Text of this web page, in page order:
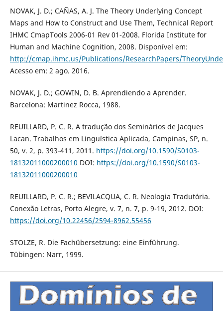
NOVAK, J. D.; CAÑAS, A. J. The Theory Underlying Concept
Maps and How to Construct and Use Them, Technical Report
IHMC CmapTools 2006-01 Rev 01-2008. Florida Institute for
Human and Machine Cognition, 2008. Disponível em:
http://cmap.ihmc.us/Publications/ResearchPapers/
Acesso em: 2 ago. 2016.
NOVAK, J. D.; GOWIN, D. B. Aprendiendo a Aprender.
Barcelona: Martinez Rocca, 1988.
REUILLARD, P. C. R. A tradução dos Seminários de Jacques
Lacan. Trabalhos em Linguística Aplicada, Campinas, SP, n.
50, v. 2, p. 393-411, 2011. https://doi.org/10.1590/S0103-
18132011000200010 DOI: https://doi.org/10.1590/S0103-
18132011000200010
REUILLARD, P. C. R.; BEVILACQUA, C. R. Neologia Tradutória.
Conexão Letras, Porto Alegre, v. 7, n. 7, p. 9-19, 2012. DOI:
https://doi.org/10.22456/2594-8962.55456
STOLZE, R. Die Fachübersetzung: eine Einführung.
Tübingen: Narr, 1999.